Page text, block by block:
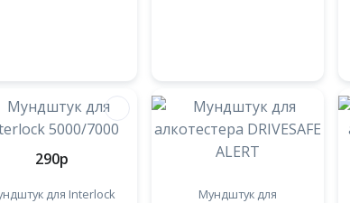
290p
для Interlock
Мундштук для